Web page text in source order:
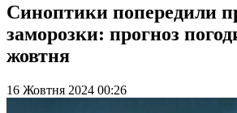
Синоптики попередили
заморозки: прогноз
жовтня
16 Жовтня 2024 00:26